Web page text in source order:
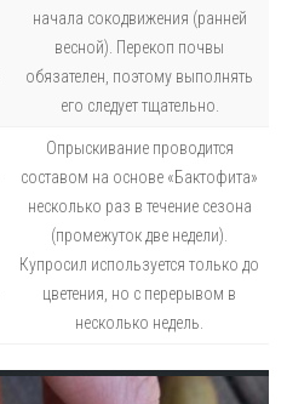
начала сокодвижения (ранней
весной). Перекоп почвы
обязателен, поэтому выполнять
его следует тщательно.
Опрыскивание проводится
составом на основе «Бактофита»
несколько раз в течение сезона
(промежуток две недели).
Купросил используется только до
цветения, но с перерывом в
несколько недель.